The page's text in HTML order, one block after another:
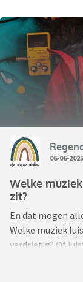
06-06-2025
Welke
zit?
En dat mogen
Welke muziek
verdrietig? Of
Spill the beans.